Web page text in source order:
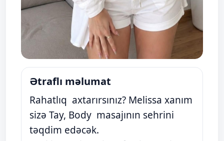
Ətraflı məlumat
Rahatlıq axtarırsınız? Melissa xanım
sizə Tay, Body masajının sehrini
təqdim edəcək.